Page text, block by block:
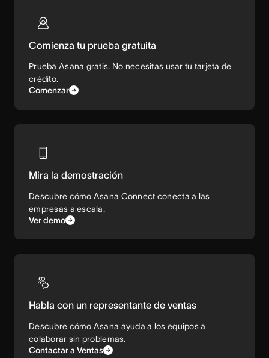
Comienza tu prueba gratuita
Prueba Asana gratis. No necesitas usar tu tarjeta de
crédito.
Comenzar
Mira la demostración
Descubre cómo Asana Connect conecta a las
empresas a escala.
Ver demo
Habla con un representante de ventas
Descubre cómo Asana ayuda a los equipos a
colaborar sin problemas.
Contactar a Ventas